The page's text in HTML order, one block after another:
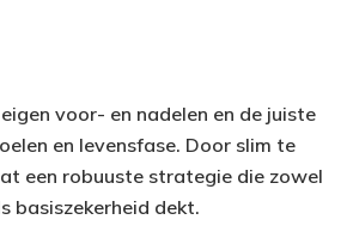
voor- en nadelen en de juiste
en levensfase. Door slim te
een robuuste strategie die zowel
basiszekerheid dekt.